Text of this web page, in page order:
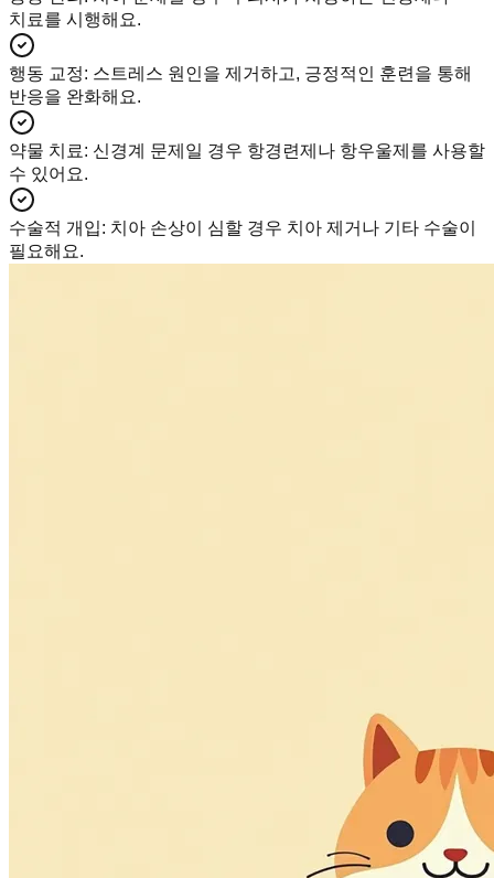
치료를 시행해요.
행동 교정: 스트레스 원인을 제거하고, 긍정적인 훈련을 통해
반응을 완화해요.
약물 치료: 신경계 문제일 경우 항경련제나 항우울제를 사용할
수 있어요.
수술적 개입: 치아 손상이 심할 경우 치아 제거나 기타 수술이
필요해요.